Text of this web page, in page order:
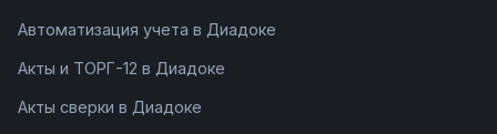
Автоматизация учета в Диадоке
Акты и ТОРГ-12 в Диадоке
Акты сверки в Диадоке